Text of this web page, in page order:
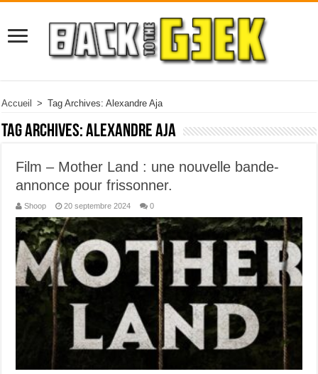
Accueil > Tag Archives: Alexandre Aja
Tag Archives:Alexandre Aja
Film – Mother Land : une nouvelle bande-
annonce pour frissonner.
Shoop 20 septembre 2024 0